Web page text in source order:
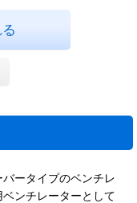
ータイプのベンチレ
ンチレーターとして